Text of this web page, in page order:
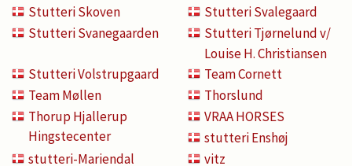
Stutteri Skoven
Stutteri Svalegaard
Stutteri Svanegaarden
Stutteri Tjørnelund v/
Louise H. Christiansen
Stutteri Volstrupgaard
Team Cornett
Team Møllen
Thorslund
Thorup Hjallerup
Hingstecenter
VRAA HORSES
stutteri Enshøj
stutteri-Mariendal
vitz